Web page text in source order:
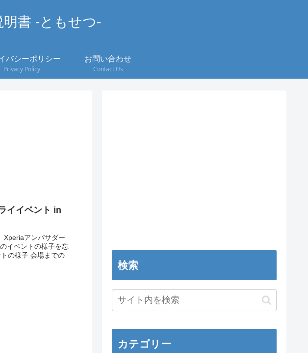
書 -ともせつ-
バシーポリシー
Privacy Policy
お問い合わせ
Contact Us
イイベント in
Xperiaアンバサダー
イベントの様子を忘
の様子 会場までの
検索
カテゴリー